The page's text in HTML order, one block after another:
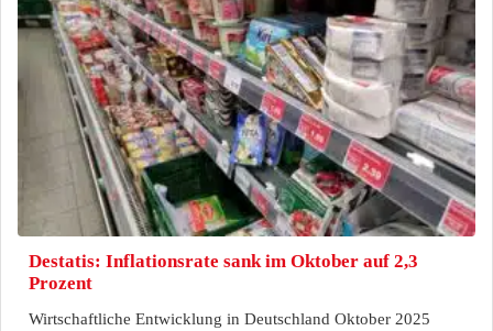
Destatis: Inflationsrate sank im Oktober auf 2,3
Prozent
Wirtschaftliche Entwicklung in Deutschland Oktober 2025